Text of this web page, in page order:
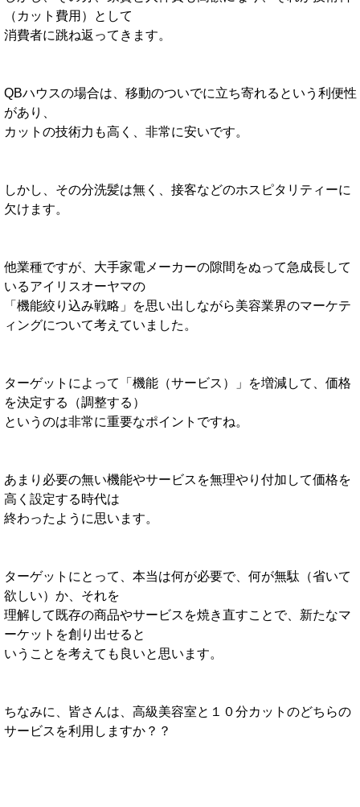
（カット費用）として
消費者に跳ね返ってきます。
QBハウスの場合は、移動のついでに立ち寄れるという利便性
があり、
カットの技術力も高く、非常に安いです。
しかし、その分洗髪は無く、接客などのホスピタリティーに
欠けます。
他業種ですが、大手家電メーカーの隙間をぬって急成長して
いるアイリスオーヤマの
「機能絞り込み戦略」を思い出しながら美容業界のマーケテ
ィングについて考えていました。
ターゲットによって「機能（サービス）」を増減して、価格
を決定する（調整する）
というのは非常に重要なポイントですね。
あまり必要の無い機能やサービスを無理やり付加して価格を
高く設定する時代は
終わったように思います。
ターゲットにとって、本当は何が必要で、何が無駄（省いて
欲しい）か、それを
理解して既存の商品やサービスを焼き直すことで、新たなマ
ーケットを創り出せると
いうことを考えても良いと思います。
ちなみに、皆さんは、高級美容室と１０分カットのどちらの
サービスを利用しますか？？